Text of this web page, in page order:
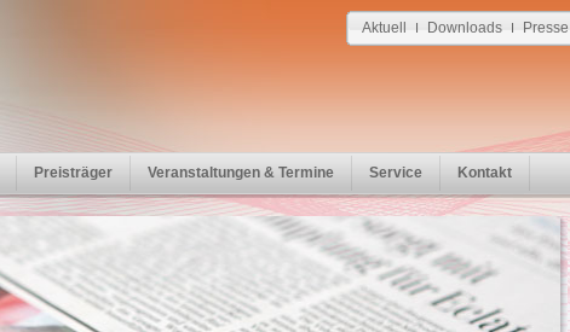
Aktuell I Downloads I Presse
Preisträger Veranstaltungen & Termine Service Kontakt